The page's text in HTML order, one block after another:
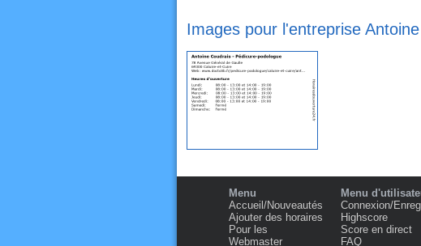
Images pour l'entreprise
Menu
Accueil/Nouveautés
Ajouter des horaires
Pour les
Webmaster
Menu
Connexion/
Highscore
Score en direct
FAQ